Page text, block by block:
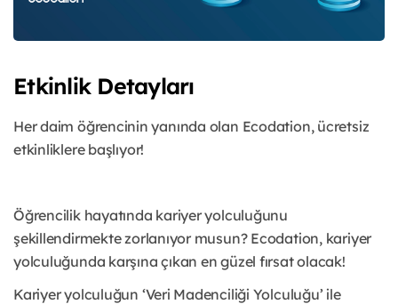
Etkinlik Detayları
Her daim öğrencinin yanında olan Ecodation, ücretsiz
etkinliklere başlıyor!
Öğrencilik hayatında kariyer yolculuğunu
şekillendirmekte zorlanıyor musun? Ecodation, kariyer
yolculuğunda karşına çıkan en güzel fırsat olacak!
Kariyer yolculuğun ‘Veri Madenciliği Yolculuğu’ ile